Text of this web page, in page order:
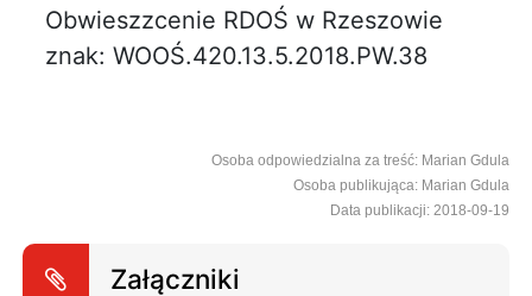
Obwieszzcenie RDOŚ w Rzeszowie
znak: WOOŚ.420.13.5.2018.PW.38
Osoba odpowiedzialna za treść: Marian Gdula
Osoba publikująca: Marian Gdula
Data publikacji: 2018-09-19
Załączniki